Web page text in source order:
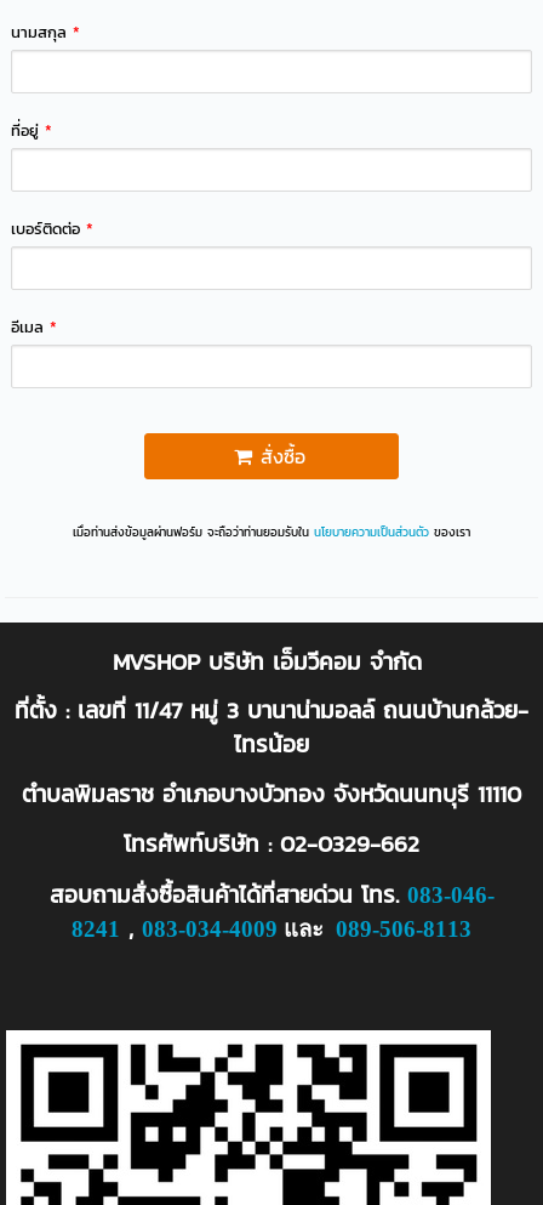
นามสกุล*
ที่อยู่*
เบอร์ติดต่อ*
อีเมล*
สั่งซื้อ
เมื่อท่านส่งข้อมูลผ่านฟอร์ม จะถือว่าท่านยอมรับใน นโยบายความเป็นส่วนตัว ของเรา
MVSHOP บริษัท เอ็มวีคอม จำกัด
ที่ตั้ง : เลขที่ 11/47 หมู่ 3 บานาน่ามอลล์ ถนนบ้านกล้วย-
ไทรน้อย
ตำบลพิมลราช อำเภอบางบัวทอง จังหวัดนนทบุรี 11110
โทรศัพท์บริษัท : 02-0329-662
สอบถามสั่งซื้อสินค้าได้ที่สายด่วน โทร. 083-046-
8241 , 083-034-4009 และ 089-506-8113